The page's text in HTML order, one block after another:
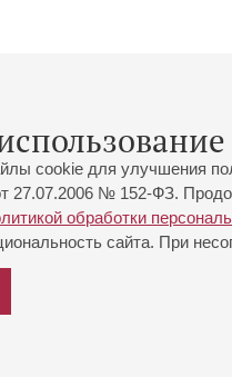
cookie для улучшения
27.07.2006 № 152-ФЗ.
обработки
сайта. При